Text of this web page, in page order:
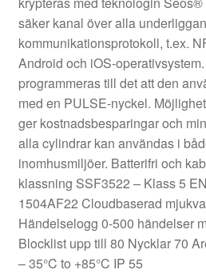
säker kanal över alla
kommunikationsprotokoll, t.ex.
Android och iOS-
programmeras till det att den
med en PULSE-nyckel.
ger kostnadsbesparingar och
alla cylindrar kan användas i
inomhusmiljöer. Batterifri och
klassning SSF3522 – Klass 5
1504AF22 Cloudbaserad
Händelselogg 0-500 händelser
Blocklist upp till 80 Nycklar 70
– 35°C to +85°C IP 55